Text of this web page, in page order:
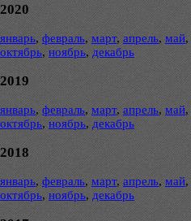
2020
январь, февраль, март, апрель, май,
октябрь, ноябрь, декабрь
2019
январь, февраль, март, апрель, май,
октябрь, ноябрь, декабрь
2018
январь, февраль, март, апрель, май,
октябрь, ноябрь, декабрь